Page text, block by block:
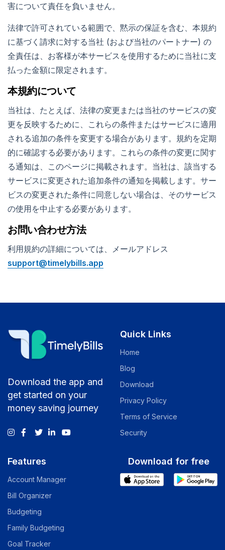
害について責任を負いません。
法律で許可されている範囲で、黙示の保証を含む、本規約
に基づく請求に対する当社 (および当社のパートナー) の
全責任は、お客様が本サービスを使用するために当社に支
払った金額に限定されます。
本規約について
当社は、たとえば、法律の変更または当社のサービスの変
更を反映するために、これらの条件またはサービスに適用
される追加の条件を変更する場合があります。規約を定期
的に確認する必要があります。これらの条件の変更に関す
る通知は、このページに掲載されます。当社は、該当する
サービスに変更された追加条件の通知を掲載します。サー
ビスの変更された条件に同意しない場合は、そのサービス
の使用を中止する必要があります。
お問い合わせ方法
利用規約の詳細については、メールアドレス
support@timelybills.app
Download the app and
get started on your
money saving journey
Quick Links
Home
Blog
Download
Privacy Policy
Terms of Service
Security
Features
Account Manager
Bill Organizer
Budgeting
Family Budgeting
Goal Tracker
Download for free